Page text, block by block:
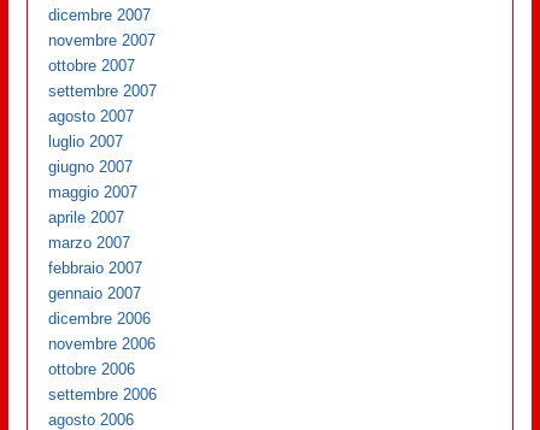
dicembre 2007
novembre 2007
ottobre 2007
settembre 2007
agosto 2007
luglio 2007
giugno 2007
maggio 2007
aprile 2007
marzo 2007
febbraio 2007
gennaio 2007
dicembre 2006
novembre 2006
ottobre 2006
settembre 2006
agosto 2006